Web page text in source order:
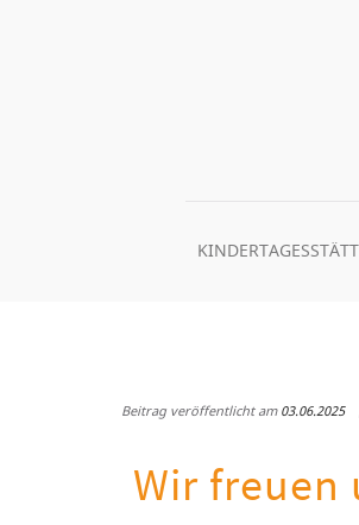
Beitrag veröffentlicht am03.06.2025
Wir freuen